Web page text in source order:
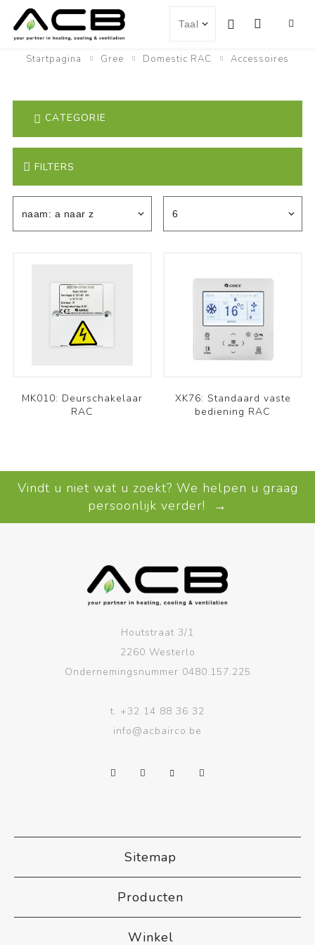
Startpagina Gree Domestic RAC Accessoires
FILTERS
MK010: Deurschakelaar
RAC
XK76: Standaard vaste
bediening RAC
CATEGORIE
Vindt u niet wat u zoekt? We helpen u graag
persoonlijk verder! →
Houtstraat 3/1
2260 Westerlo
Ondernemingsnummer 0480.157.225
t. +32 14 88 36 32
info@acbairco.be
Sitemap
Producten
Winkel